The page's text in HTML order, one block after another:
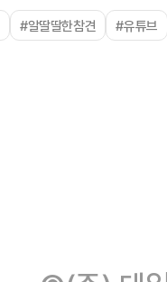
#알딸딸한참견 #유튜브